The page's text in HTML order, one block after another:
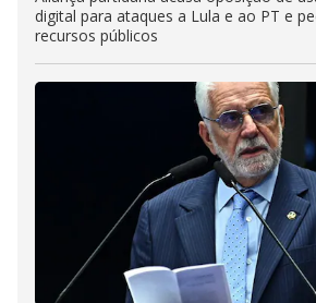
digital para ataques a Lula e ao PT e
recursos públicos